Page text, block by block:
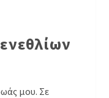
μου. Σε